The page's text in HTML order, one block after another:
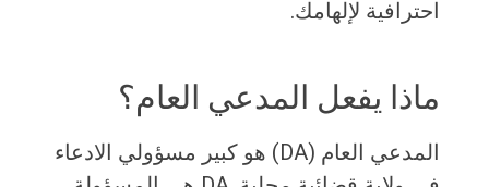
احترافية لإلهامك.
ماذا يفعل المدعي العام؟
المدعي العام (DA) هو كبير مسؤولي الادعاء